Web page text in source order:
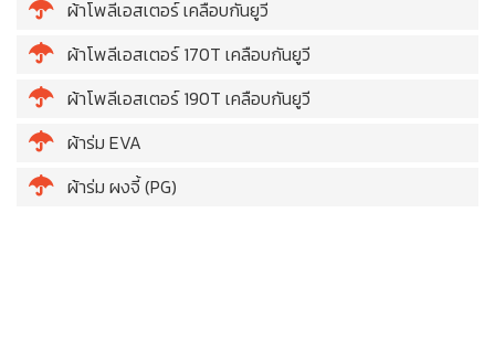
ผ้าโพลีเอสเตอร์ เคลือบกันยูวี
ผ้าโพลีเอสเตอร์ 170T เคลือบกันยูวี
ผ้าโพลีเอสเตอร์ 190T เคลือบกันยูวี
ผ้าร่ม EVA
ผ้าร่ม ผงจี้ (PG)